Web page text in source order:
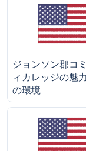
ジョンソン郡コ
ィカレッジの魅
の環境